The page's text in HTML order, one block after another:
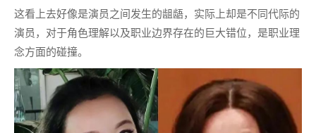
这看上去好像是演员之间发生的龃龉，实际上却是不同代际的
演员，对于角色理解以及职业边界存在的巨大错位，是职业理
念方面的碰撞。